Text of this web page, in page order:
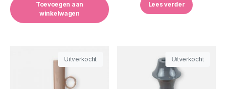
Toevoegen aan
winkelwagen
Lees verder
Uitverkocht Uitverkocht